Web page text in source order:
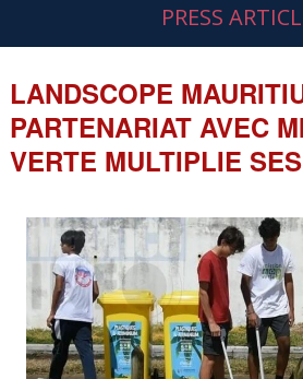
LANDSCOPE
PARTENARIAT AVEC
VERTE MULTIPLIE
PRESS